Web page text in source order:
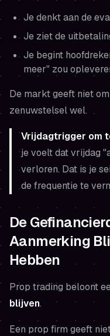
Je denkt aan de
Je ziet de
Je begint
meer" zou
De markt geeft niet
zenuwstelsel wel.
Vrijdagtrigger om
jevoeltdat vrijdag
verloren. Dat is je
de frequentie te
De
Aanmerking
Hebben
Prop trading beloont
blijven.
Een prop firm geeft